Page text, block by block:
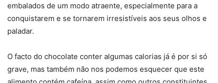
embalados de um modo atraente, especialmente para a
conquistarem e se tornarem irresistíveis aos seus olhos e
paladar.
O facto do chocolate conter algumas calorias já é por si só
grave, mas também não nos podemos esquecer que este